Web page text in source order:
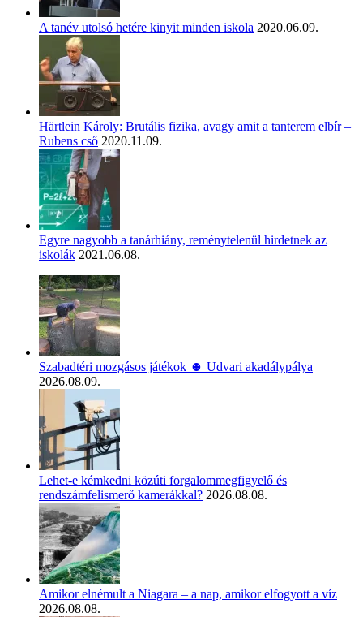
A tanév utolsó hetére kinyit minden iskola 2020.06.09.
Härtlein Károly: Brutális fizika, avagy amit a tanterem elbír –
Rubens cső 2020.11.09.
Egyre nagyobb a tanárhiány, reménytelenül hirdetnek az
iskolák 2021.06.08.
Szabadtéri mozgásos játékok ☻ Udvari akadálypálya
2026.08.09.
Lehet-e kémkedni közúti forgalommegfigyelő és
rendszámfelismerő kamerákkal? 2026.08.08.
Amikor elnémult a Niagara – a nap, amikor elfogyott a víz
2026.08.08.